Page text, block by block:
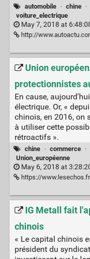
automobile · chine ·
voiture_electrique
May 7, 2018 at
http://
Union
protectionnistes
En cause,
électrique. Or, «
chinois, en 2016, on
à utiliser cette
rétroactifs ».
chine · commerce ·
Union_européenne
May 6, 2018 at
https://www.lesechos.fr/monde/europe/
IG Metall fait
chinois
« Le capital chinois
président du